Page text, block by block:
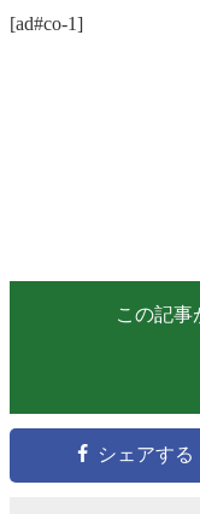
[ad#co-1]
この記事
シェアする